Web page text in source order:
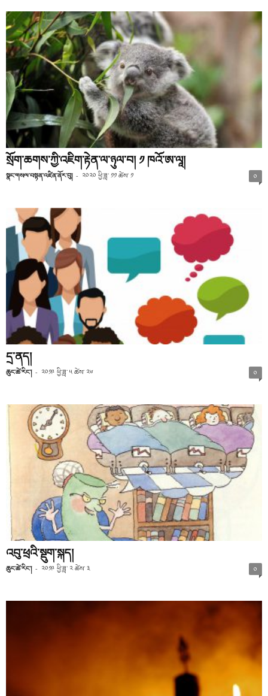
སྲོག་ཆགས་ཀྱི་འཇིག་རྟེན་ལ་ཉུལ་བ། ༡ ཁའོ་ཨ་ལཱ།
སྣང་གསལ་བསྟན་འཛིན་ནོར་བུ། - ༢༠༢༠ ཕྱི་ཟླ་ ༡༡ ཚེས་ ༡ ༠
དྲ་ནད།
ཆུང་ཚེ་རིང་། - ༢༠༡༩ ཕྱི་ཟླ་ ༥ ཚེས་ ༢༦ ༠
འབུ་ཕྲའི་སྡུག་སྐད།
ཆུང་ཚེ་རིང་། - ༢༠༡༩ ཕྱི་ཟླ་ ༢ ཚེས་ ༣ ༠